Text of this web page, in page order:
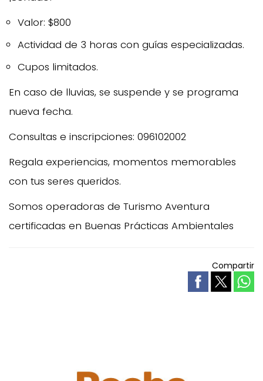
Valor: $800
Actividad de 3 horas con guías especializadas.
Cupos limitados.
En caso de lluvias, se suspende y se programa
nueva fecha.
Consultas e inscripciones: 096102002
Regala experiencias, momentos memorables
con tus seres queridos.
Somos operadoras de Turismo Aventura
certificadas en Buenas Prácticas Ambientales
Compartir